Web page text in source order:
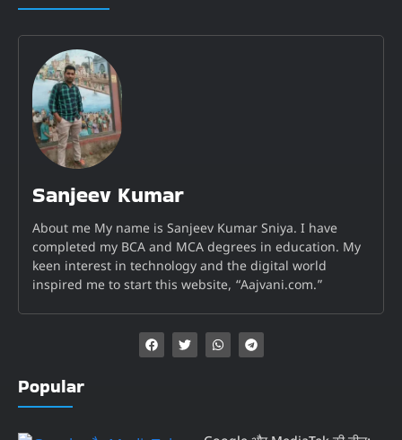
Sanjeev Kumar
About me My name is Sanjeev Kumar Sniya. I have
completed my BCA and MCA degrees in education. My
keen interest in technology and the digital world
inspired me to start this website, “Aajvani.com.”
Popular